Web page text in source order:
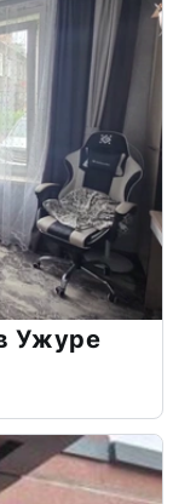
Ужуре